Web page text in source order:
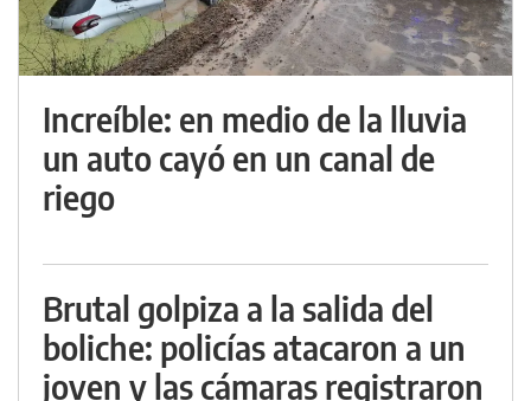
Increíble: en medio de la lluvia
un auto cayó en un canal de
riego
Brutal golpiza a la salida del
boliche: policías atacaron a un
joven y las cámaras registraron